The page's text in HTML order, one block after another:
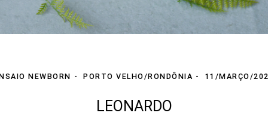
NEWBORN PORTO VELHO/RONDÔNIA 11/MARÇO/
LEONARDO